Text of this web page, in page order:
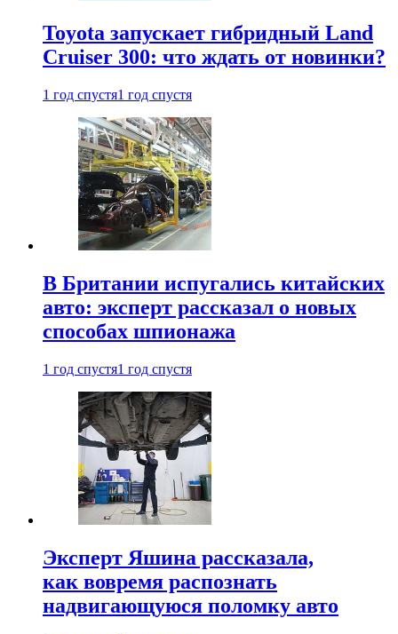
Toyota запускает гибридный Land
Cruiser 300: что ждать от новинки?
1 год спустя1 год спустя
В Британии испугались китайских
авто: эксперт рассказал о новых
способах шпионажа
1 год спустя1 год спустя
Эксперт Яшина рассказала,
как вовремя распознать
надвигающуюся поломку авто